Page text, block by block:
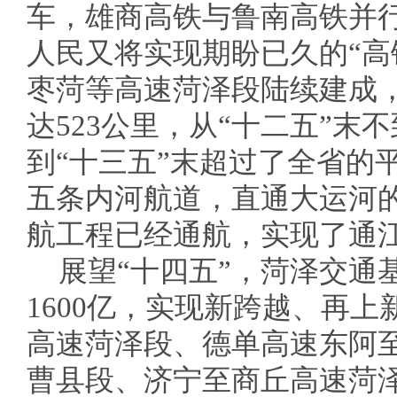
车，雄商高铁与鲁南高铁并
人民又将实现期盼已久的“
枣菏等高速菏泽段陆续建成
达523公里，从“十二五”末
到“十三五”末超过了全省的
五条内河航道，直通大运河
航工程已经通航，实现了通
展望“十四五”，菏泽交通
1600亿，实现新跨越、再
高速菏泽段、德单高速东阿
曹县段、济宁至商丘高速菏